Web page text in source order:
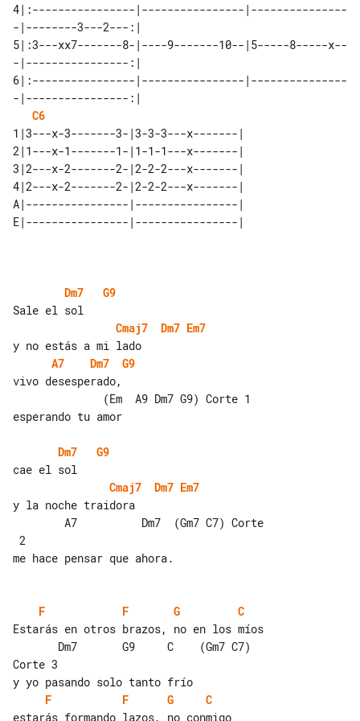
4|:----------------|----------------|---------------
-|--------3---2---:|
5|:3---xx7-------8-|----9-------10--|5-----8-----x--
-|----------------:|
6|:----------------|----------------|---------------
C6
1|3---x-3-------3-|3-3-3---x-------|
2|1---x-1-------1-|1-1-1---x-------|
3|2---x-2-------2-|2-2-2---x-------|
4|2---x-2-------2-|2-2-2---x-------|
A|----------------|----------------|
Dm7
G9
Cmaj7
Dm7 Em7
A7
Dm7
G9
vivo desesperado,
esperando tu amor
Dm7
G9
Cmaj7
Dm7 Em7
y la noche traidora
me hace pensar que ahora.
F F G
C
Estarás en otros brazos, no en los míos
Corte 3
F
F G
C
estarás formando lazos, no conmigo